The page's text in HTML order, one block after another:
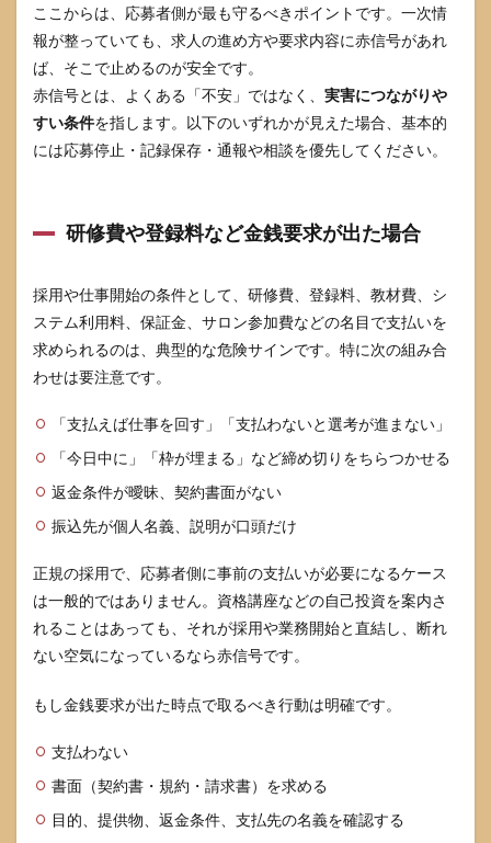
ここからは、応募者側が最も守るべきポイントです。一次情
報が整っていても、求人の進め方や要求内容に赤信号があれ
ば、そこで止めるのが安全です。
赤信号とは、よくある「不安」ではなく、 実害につながりや
すい条件を指します。以下のいずれかが見えた場合、基本的
には応募停止・記録保存・通報や相談を優先してください。
研修費や登録料など金銭要求が出た場合
採用や仕事開始の条件として、研修費、登録料、教材費、シ
ステム利用料、保証金、サロン参加費などの名目で支払いを
求められるのは、典型的な危険サインです。特に次の組み合
わせは要注意です。
「支払えば仕事を回す」「支払わないと選考が進まない」
「今日中に」「枠が埋まる」など締め切りをちらつかせる
返金条件が曖昧、契約書面がない
振込先が個人名義、説明が口頭だけ
正規の採用で、応募者側に事前の支払いが必要になるケース
は一般的ではありません。資格講座などの自己投資を案内さ
れることはあっても、それが採用や業務開始と直結し、断れ
ない空気になっているなら赤信号です。
もし金銭要求が出た時点で取るべき行動は明確です。
支払わない
書面（契約書・規約・請求書）を求める
目的、提供物、返金条件、支払先の名義を確認する